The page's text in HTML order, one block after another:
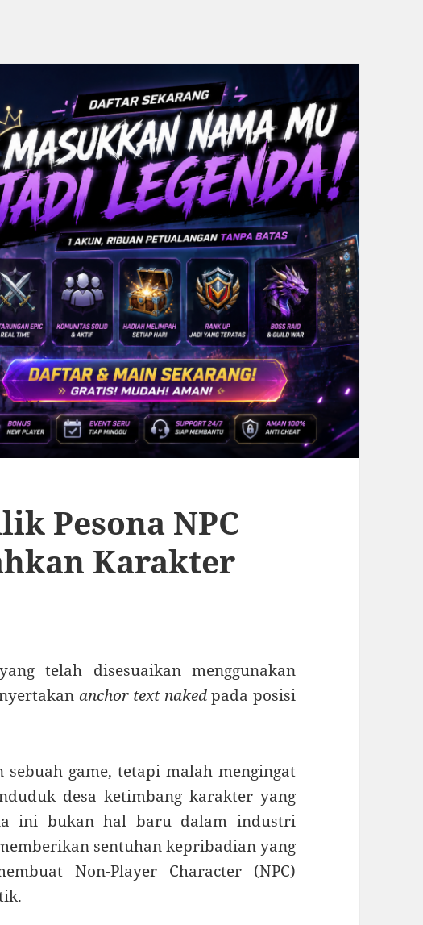
Pesona NPC
Karakter
telah disesuaikan menggunakan
anchor text nakedpada posisi
game, tetapi malah mengingat
desa ketimbang karakter yang
ini bukan hal baru dalam industri
sentuhan kepribadian yang
Non-Player Character (NPC)